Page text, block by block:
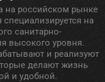
на российском рынке
на
санитарно-
высокого уровня.
и реализуют
делают жизнь
и удобной.